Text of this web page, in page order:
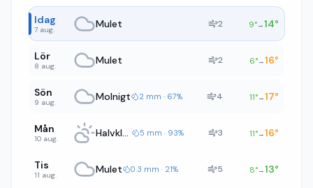
Idag
7 aug. Mulet 2 9°→14°
Lör
8 aug. Mulet 2 6°→16°
Sön
9 aug. Molnigt 2 mm · 67% 4 11°→17°
Mån
10 aug. Halvklart 5 mm · 93% 3 11°→16°
Tis
11 aug. Mulet 0.3 mm · 21% 5 8°→13°